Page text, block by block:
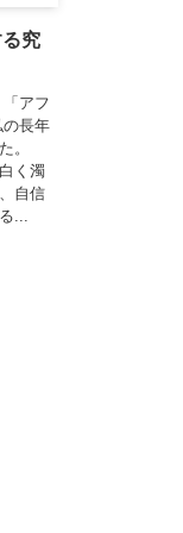
究
アフ
の長年
。
く濁
自信
...